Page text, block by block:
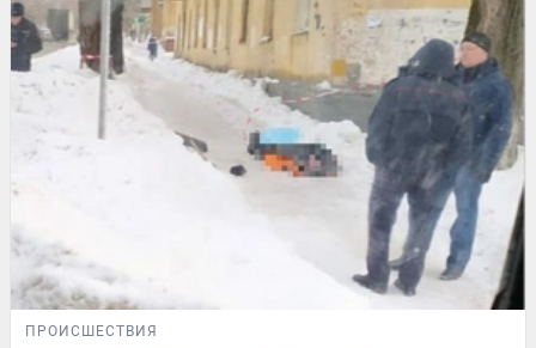
ПРОИСШЕСТВИЯ